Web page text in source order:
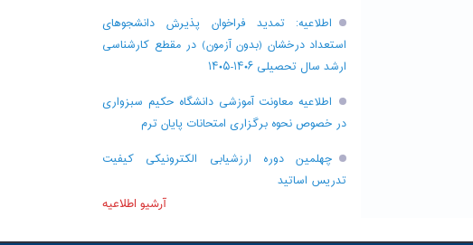
اطلاعیه: تمدید فراخوان پذیرش دانشجو‌های
استعداد درخشان (بدون آزمون) در مقطع کارشناسی
ارشد سال تحصیلی ۱۴۰۶-۱۴۰۵
اطلاعیه معاونت آموزشی دانشگاه حکیم سبزواری
در خصوص نحوه برگزاری امتحانات پایان ترم
چهلمین دوره ارزشیابی الکترونیکی کیفیت
تدریس اساتید
آرشیو اطلاعیه